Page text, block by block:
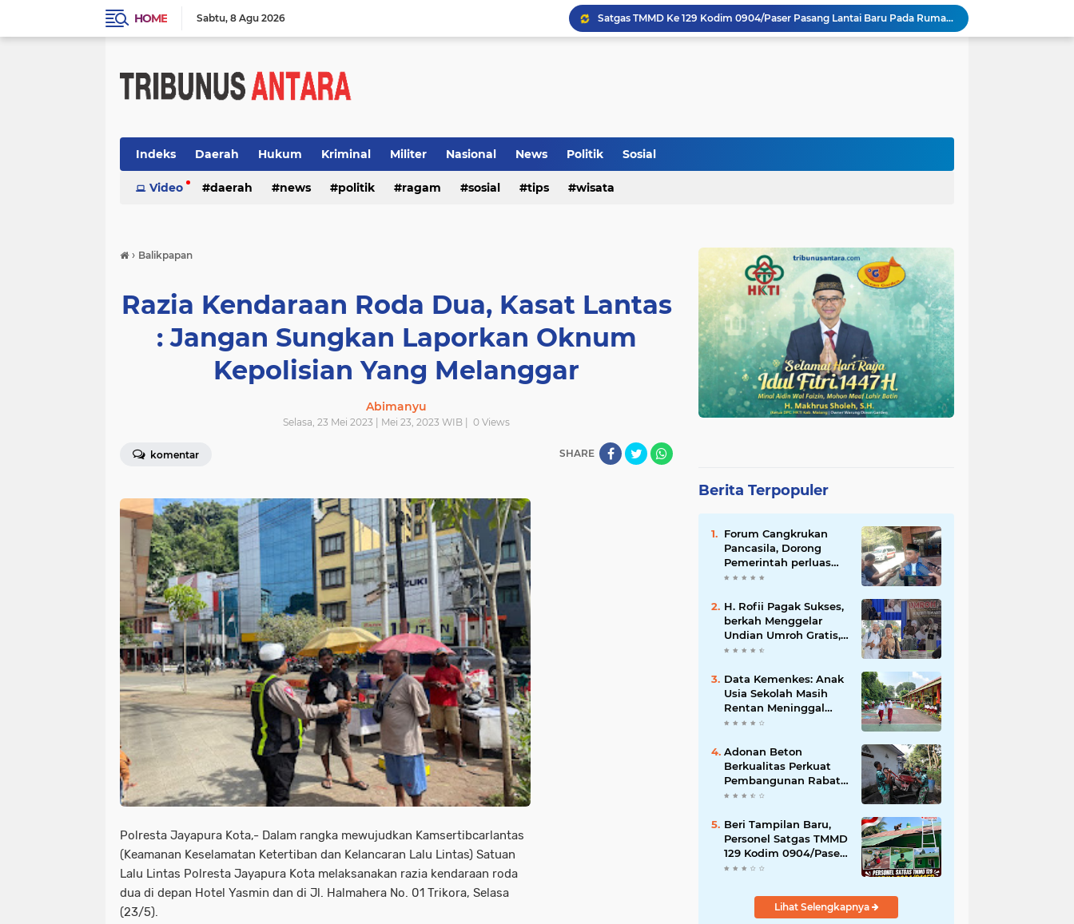
HOME Sabtu 8 Agu 2026
Guru TK se-Randuagung Ikuti Sosialisasi dan Bimbingan Perpustakaan dalam Program TMMD ke-129
TMMD Ke 129 Kodim 0904/Paser Terima Kunjungan Dari Tim Wasev Mabesad
Tim Satgas Kemhan Evaluasi Pengelolaan BMN di Korem 083/Baladhika Jaya
Indeks Daerah Hukum Kriminal Militer Nasional News Politik Sosial
Video daerah news politik ragam sosial tips wisata
› Balikpapan
Razia Kendaraan Roda Dua, Kasat Lantas
: Jangan Sungkan Laporkan Oknum
Kepolisian Yang Melanggar
Abimanyu
Selasa, 23 Mei 2023 | Mei 23, 2023 WIB | 0 Views
komentar SHARE
Polresta Jayapura Kota,- Dalam rangka mewujudkan Kamsertibcarlantas
(Keamanan Keselamatan Ketertiban dan Kelancaran Lalu Lintas) Satuan
Lalu Lintas Polresta Jayapura Kota melaksanakan razia kendaraan roda
dua di depan Hotel Yasmin dan di Jl. Halmahera No. 01 Trikora, Selasa
(23/5).
Berita Terpopuler
Forum Cangkrukan
Pancasila, Dorong
Pemerintah perluas
intensif Perpajakan
UMKM.
H. Rofii Pagak Sukses,
berkah Menggelar
Undian Umroh Gratis,
Wujud Kepedulian
Data Kemenkes: Anak
Usia Sekolah Masih
Rentan Meninggal
Akibat DBD
Adonan Beton
Berkualitas Perkuat
Pembangunan Rabat
Jalan TMMD ke-129 di
Beri Tampilan Baru,
Personel Satgas TMMD
129 Kodim 0904/Paser
Cat Atap Rumah
Lihat Selengkapnya